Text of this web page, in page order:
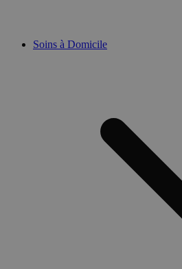
Soins à Domicile